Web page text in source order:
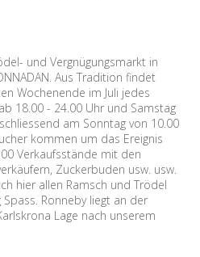
und Vergnügungsmarkt in
Aus Tradition findet
Wochenende im Juli jedes
18.00 - 24.00 Uhr und Samstag
am Sonntag von 10.00
kommen um das Ereignis
Verkaufsstände mit den
Zuckerbuden usw. usw.
hier allen Ramsch und Trödel
Ronneby liegt an der
Lage nach unserem